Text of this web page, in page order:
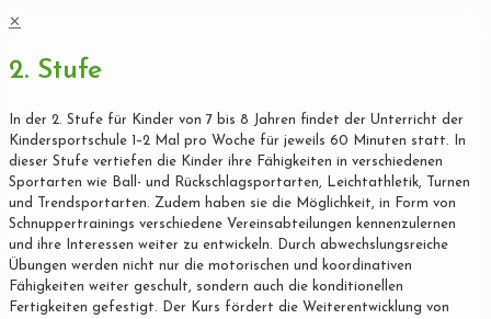
✕
2. Stufe
In der 2. Stufe für Kinder von 7 bis 8 Jahren findet der Unterricht der
Kindersportschule 1–2 Mal pro Woche für jeweils 60 Minuten statt. In
dieser Stufe vertiefen die Kinder ihre Fähigkeiten in verschiedenen
Sportarten wie Ball- und Rückschlagsportarten, Leichtathletik, Turnen
und Trendsportarten. Zudem haben sie die Möglichkeit, in Form von
Schnuppertrainings verschiedene Vereinsabteilungen kennenzulernen
und ihre Interessen weiter zu entwickeln. Durch abwechslungsreiche
Übungen werden nicht nur die motorischen und koordinativen
Fähigkeiten weiter geschult, sondern auch die konditionellen
Fertigkeiten gefestigt. Der Kurs fördert die Weiterentwicklung von